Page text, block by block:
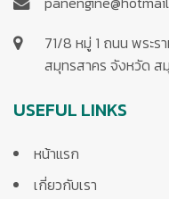
71/8 หมู่ 1 ถนน พระร
สมุทรสาคร จังหวัด
USEFUL LINKS
หน้าแรก
เกี่ยวกับเรา